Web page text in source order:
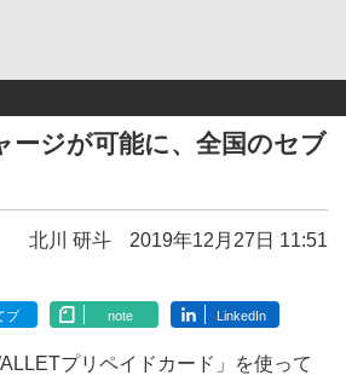
ージが可能に、全国のセブ
北川 研斗 2019年12月27日 11:51
ブ note LinkedIn
プリペイドカード」を使って